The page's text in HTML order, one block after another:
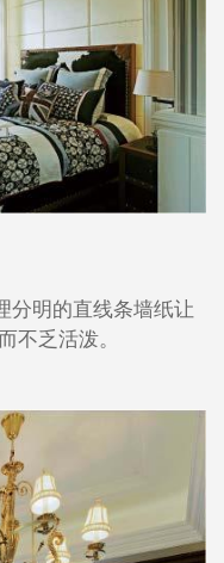
分明的直线条墙纸让
不乏活泼。